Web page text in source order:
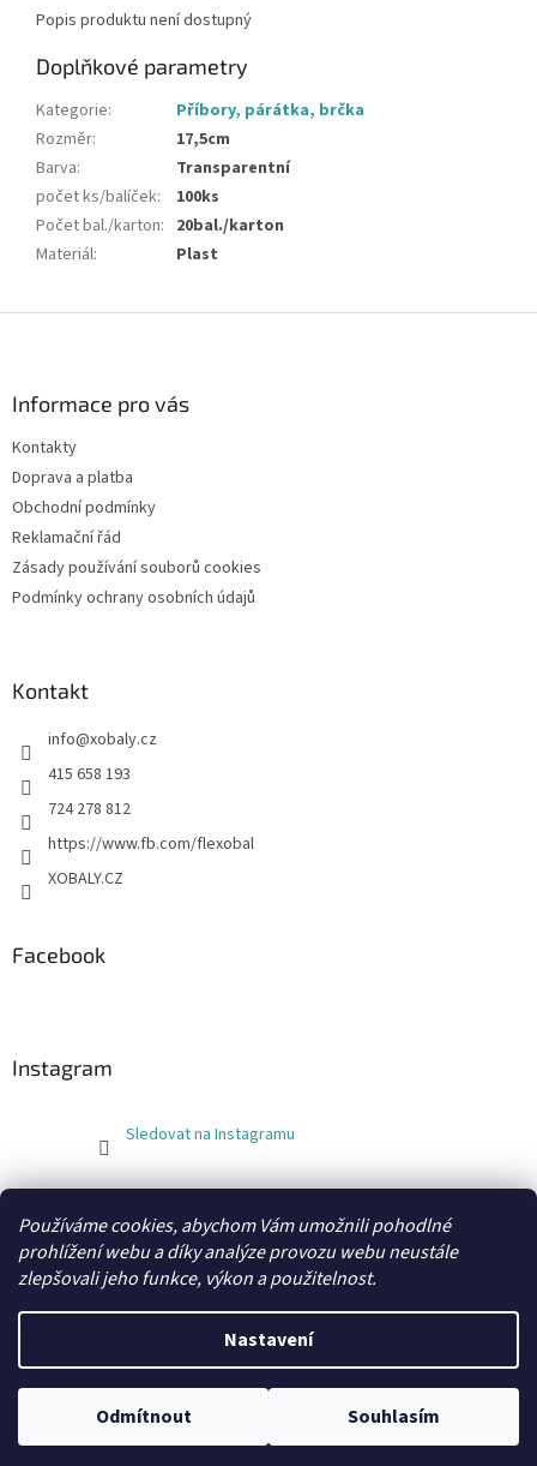
Používáme cookies, abychom Vám umožnili pohodlné
prohlížení webu a díky analýze provozu webu neustále
zlepšovali jeho funkce, výkon a použitelnost.
Nastavení
Odmítnout Souhlasím
Popis produktu není dostupný
Doplňkové parametry
Kategorie:
Příbory, párátka, brčka
Rozměr:
17,5cm
Barva:
Transparentní
počet ks/balíček:
100ks
Počet bal./karton: 20bal./karton
Materiál: Plast
Informace pro vás
Kontakty
Doprava a platba
Obchodní podmínky
Reklamační řád
Zásady používání souborů cookies
Podmínky ochrany osobních údajů
Kontakt
info@xobaly.cz
415 658 193
724 278 812
https://www.fb.com/flexobal
XOBALY.CZ
Facebook
Instagram
Sledovat na Instagramu
Copyright 2026xobaly.cz. Všechna práva vyhrazena.
Grafický návrh a kódování vytvořilBEOM.cz.